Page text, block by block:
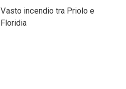
Vasto incendio tra Priolo e
Floridia